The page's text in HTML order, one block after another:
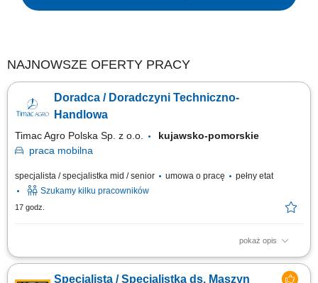
NAJNOWSZE OFERTY PRACY
Doradca / Doradczyni Techniczno-
Handlowa
Timac Agro Polska Sp. z o.o.
kujawsko-pomorskie
praca mobilna
specjalista / specjalistka mid / senior umowa o pracę
pełny etat
Szukamy kilku pracowników
17 godz.
pokaż opis
Teren pracy: 2-3 powiaty Twoja Misja: Budowanie partnerskich relacji z
Specjalista / Specjalistka ds. Maszyn